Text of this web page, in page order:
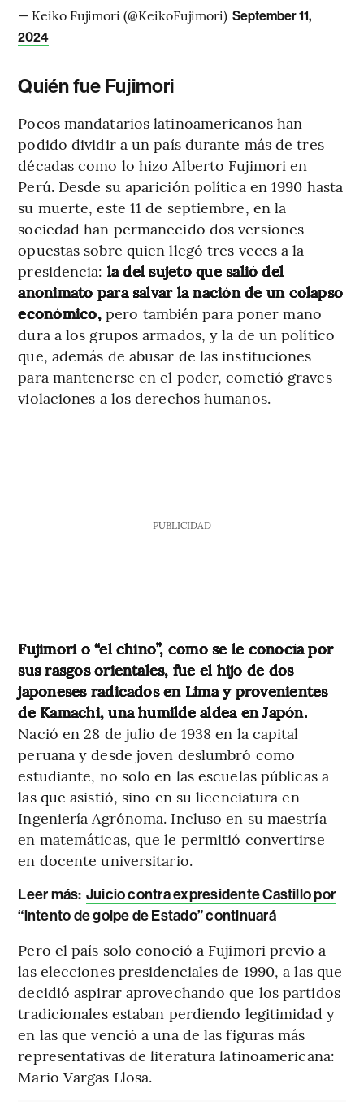
— Keiko Fujimori (@KeikoFujimori) September 11,
2024
Quién fue Fujimori
Pocos mandatarios latinoamericanos han
podido dividir a un país durante más de tres
décadas como lo hizo Alberto Fujimori en
Perú. Desde su aparición política en 1990 hasta
su muerte, este 11 de septiembre, en la
sociedad han permanecido dos versiones
opuestas sobre quien llegó tres veces a la
presidencia: la del sujeto que salió del
anonimato para salvar la nación de un colapso
económico,pero también para poner mano
dura a los grupos armados, y la de un político
que, además de abusar de las instituciones
para mantenerse en el poder, cometió graves
violaciones a los derechos humanos.
PUBLICIDAD
Fujimori o “el chino”, como se le conocía por
sus rasgos orientales, fue el hijo de dos
japoneses radicados en Lima y provenientes
de Kamachi, una humilde aldea en Japón.
Nació en 28 de julio de 1938 en la capital
peruana y desde joven deslumbró como
estudiante, no solo en las escuelas públicas a
las que asistió, sino en su licenciatura en
Ingeniería Agrónoma. Incluso en su maestría
en matemáticas, que le permitió convertirse
en docente universitario.
Leer más: Juicio contra expresidente Castillo por
“intento de golpe de Estado” continuará
Pero el país solo conoció a Fujimori previo a
las elecciones presidenciales de 1990, a las que
decidió aspirar aprovechando que los partidos
tradicionales estaban perdiendo legitimidad y
en las que venció a una de las figuras más
representativas de literatura latinoamericana:
Mario Vargas Llosa.